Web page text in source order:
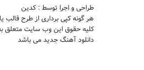
طراحی و اجرا توسط : کدین
هر گونه کپی برداری از طرح قالب
کلیه حقوق این وب سایت
دانلود آهنگ جدید می باشد